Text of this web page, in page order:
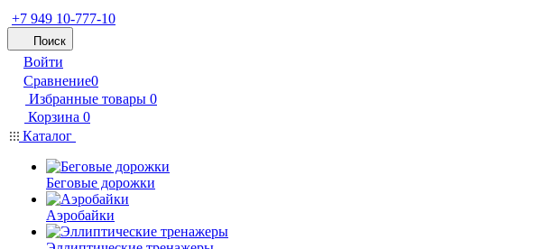
+7 949 10-777-10
Поиск
Войти
Сравнение0
Избранные товары 0
Корзина 0
Каталог
Беговые дорожки
Аэробайки